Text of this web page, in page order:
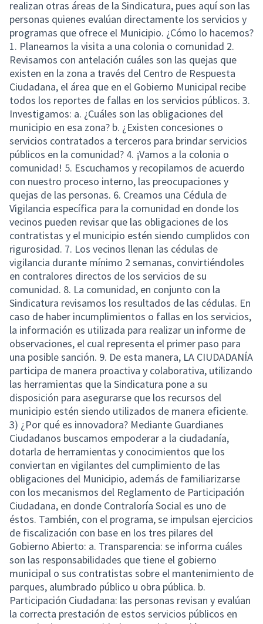
realizan otras áreas de la Sindicatura, pues aquí son las
personas quienes evalúan directamente los servicios y
programas que ofrece el Municipio. ¿Cómo lo hacemos?
1. Planeamos la visita a una colonia o comunidad 2.
Revisamos con antelación cuáles son las quejas que
existen en la zona a través del Centro de Respuesta
Ciudadana, el área que en el Gobierno Municipal recibe
todos los reportes de fallas en los servicios públicos. 3.
Investigamos: a. ¿Cuáles son las obligaciones del
municipio en esa zona? b. ¿Existen concesiones o
servicios contratados a terceros para brindar servicios
públicos en la comunidad? 4. ¡Vamos a la colonia o
comunidad! 5. Escuchamos y recopilamos de acuerdo
con nuestro proceso interno, las preocupaciones y
quejas de las personas. 6. Creamos una Cédula de
Vigilancia específica para la comunidad en donde los
vecinos pueden revisar que las obligaciones de los
contratistas y el municipio estén siendo cumplidos con
rigurosidad. 7. Los vecinos llenan las cédulas de
vigilancia durante mínimo 2 semanas, convirtiéndoles
en contralores directos de los servicios de su
comunidad. 8. La comunidad, en conjunto con la
Sindicatura revisamos los resultados de las cédulas. En
caso de haber incumplimientos o fallas en los servicios,
la información es utilizada para realizar un informe de
observaciones, el cual representa el primer paso para
una posible sanción. 9. De esta manera, LA CIUDADANÍA
participa de manera proactiva y colaborativa, utilizando
las herramientas que la Sindicatura pone a su
disposición para asegurarse que los recursos del
municipio estén siendo utilizados de manera eficiente.
3) ¿Por qué es innovadora? Mediante Guardianes
Ciudadanos buscamos empoderar a la ciudadanía,
dotarla de herramientas y conocimientos que los
conviertan en vigilantes del cumplimiento de las
obligaciones del Municipio, además de familiarizarse
con los mecanismos del Reglamento de Participación
Ciudadana, en donde Contraloría Social es uno de
éstos. También, con el programa, se impulsan ejercicios
de fiscalización con base en los tres pilares del
Gobierno Abierto: a. Transparencia: se informa cuáles
son las responsabilidades que tiene el gobierno
municipal o sus contratistas sobre el mantenimiento de
parques, alumbrado público u obra pública. b.
Participación Ciudadana: las personas revisan y evalúan
la correcta prestación de estos servicios públicos en